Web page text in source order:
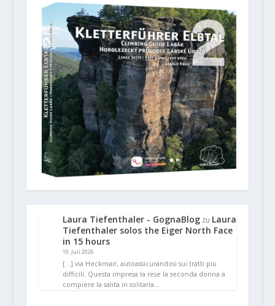
Laura Tiefenthaler - GognaBlogzu Laura
Tiefenthaler solos the Eiger North Face
in 15 hours
10. Juli 2026
[…] via Heckmair, autoassicurandosi sui tratti più
difficili. Questa impresa la rese la seconda donna a
compiere la salita in solitaria…